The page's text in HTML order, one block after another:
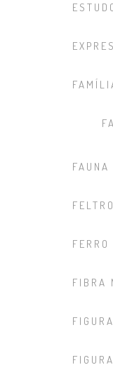
FAUNA
FELTRO
FERRO
FIBRA